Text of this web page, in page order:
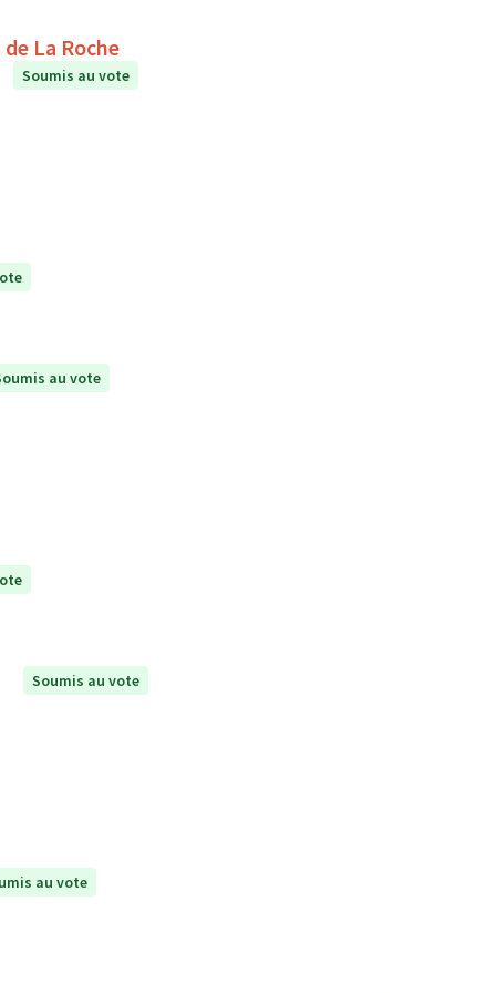
au collège Le Puits de La Roche
Soumis au vote
au vote
Soumis au vote
au vote